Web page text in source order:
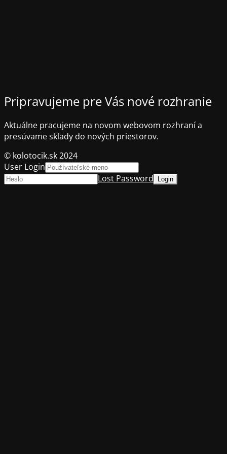
Pripravujeme pre Vás nové rozhranie
Aktuálne pracujeme na novom webovom rozhraní a
presúvame sklady do nových priestorov.
© kolotocik.sk 2024
User Login
Lost Password